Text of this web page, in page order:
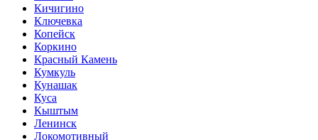
Кичигино
Ключевка
Копейск
Коркино
Красный Камень
Кумкуль
Кунашак
Куса
Кыштым
Ленинск
Локомотивный